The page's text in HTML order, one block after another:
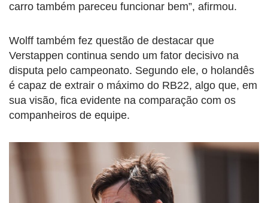
carro também pareceu funcionar bem”, afirmou.
Wolff também fez questão de destacar que
Verstappen continua sendo um fator decisivo na
disputa pelo campeonato. Segundo ele, o holandês
é capaz de extrair o máximo do RB22, algo que, em
sua visão, fica evidente na comparação com os
companheiros de equipe.